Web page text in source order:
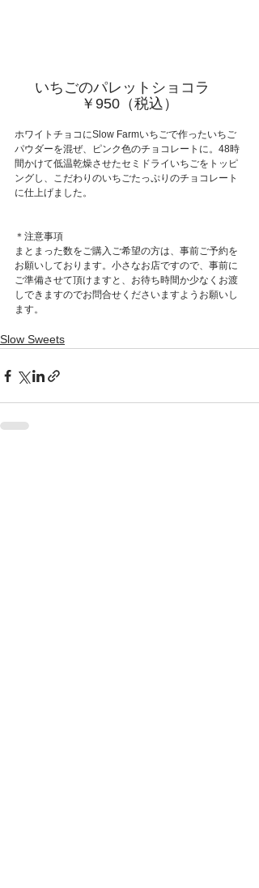
いちごのパレットショコラ
￥950（税込）
ホワイトチョコにSlow Farmいちごで作ったいちご
パウダーを混ぜ、ピンク色のチョコレートに。48時
間かけて低温乾燥させたセミドライいちごをトッピ
ングし、こだわりのいちごたっぷりのチョコレート
に仕上げました。
＊注意事項
まとまった数をご購入ご希望の方は、事前ご予約を
お願いしております。小さなお店ですので、事前に
ご準備させて頂けますと、お待ち時間か少なくお渡
しできますのでお問合せくださいますようお願いし
ます。
Slow Sweets